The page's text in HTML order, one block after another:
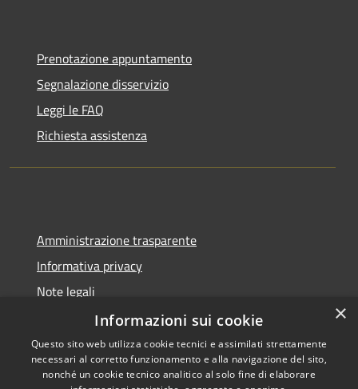
Prenotazione appuntamento
Segnalazione disservizio
Leggi le FAQ
Richiesta assistenza
Amministrazione trasparente
Informativa privacy
Note legali
Dichiarazione di accessibilità
×
Informazioni sui cookie
Questo sito web utilizza cookie tecnici e assimilati strettamente
necessari al corretto funzionamento e alla navigazione del sito,
nonché un cookie tecnico analitico al solo fine di elaborare